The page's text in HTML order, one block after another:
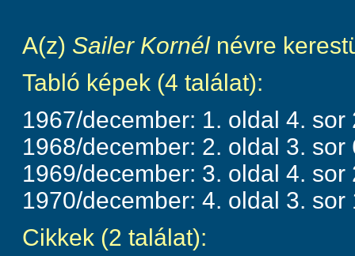
A(z) Sailer Kornélnévre
Tabló képek (4 találat):
1967/december: 1. oldal 4. sor
1968/december: 2. oldal 3. sor
1969/december: 3. oldal 4. sor
1970/december: 4. oldal 3. sor
Cikkek (2 találat):